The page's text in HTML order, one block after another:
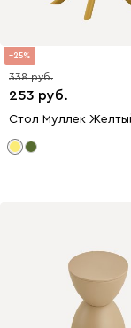
25
253
338
Стол Муллек